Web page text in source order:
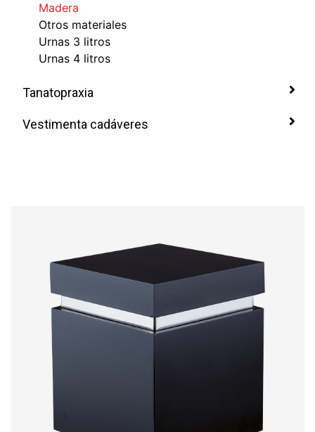
Madera
Otros materiales
Urnas 3 litros
Urnas 4 litros
Tanatopraxia
Vestimenta cadáveres